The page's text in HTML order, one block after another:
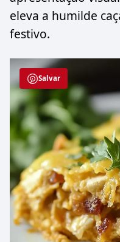
eleva a humilde
festivo.
Salvar